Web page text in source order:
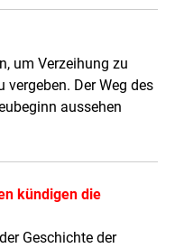
um Verzeihung zu
Der Weg des
aussehen
kündigen die
Geschichte der